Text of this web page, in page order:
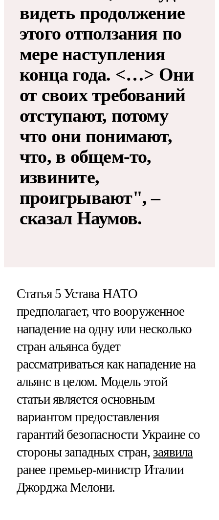
видеть продолжение
этого отползания по
мере наступления
конца года. <…> Они
от своих требований
отступают, потому
что они понимают,
что, в общем-то,
извините,
проигрывают", –
сказал Наумов.
Статья 5 Устава НАТО
предполагает, что вооруженное
нападение на одну или несколько
стран альянса будет
рассматриваться как нападение на
альянс в целом. Модель этой
статьи является основным
вариантом предоставления
гарантий безопасности Украине со
стороны западных стран,заявила
ранее премьер-министр Италии
Джорджа Мелони.